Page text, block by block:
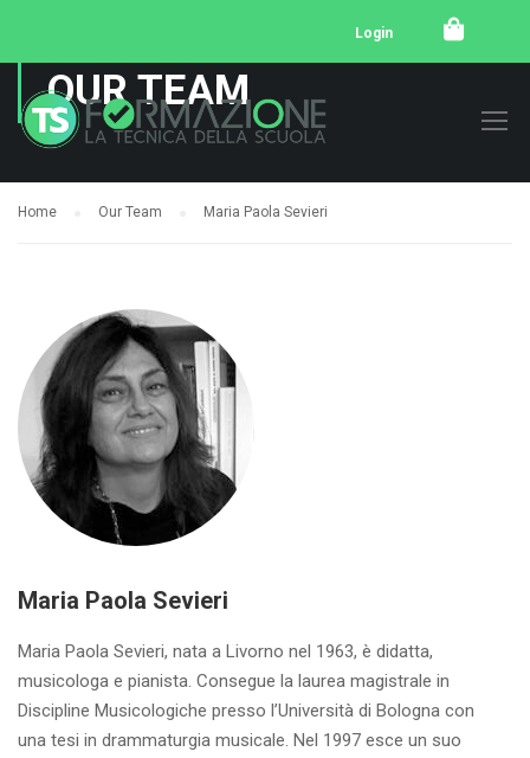
Login
OUR TEAM
Home Our Team Maria Paola Sevieri
Maria Paola Sevieri
Maria Paola Sevieri, nata a Livorno nel 1963, è didatta,
musicologa e pianista. Consegue la laurea magistrale in
Discipline Musicologiche presso l’Università di Bologna con
una tesi in drammaturgia musicale. Nel 1997 esce un suo